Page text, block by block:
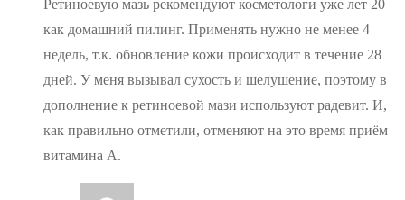
Ретиноевую мазь рекомендуют косметологи уже лет 20
как домашний пилинг. Применять нужно не менее 4
недель, т.к. обновление кожи происходит в течение 28
дней. У меня вызывал сухость и шелушение, поэтому в
дополнение к ретиноевой мази используют радевит. И,
как правильно отметили, отменяют на это время приём
витамина А.